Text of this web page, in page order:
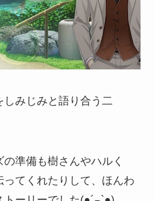
みじみと語り合う二
準備も樹さんやハルく
ってくれたりして、ほんわ